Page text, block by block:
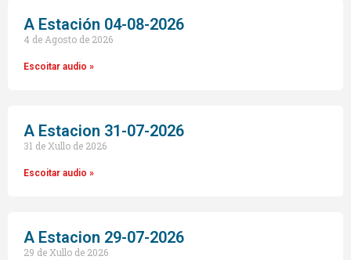
A Estación 04-08-2026
4 de Agosto de 2026
Escoitar audio »
A Estacion 31-07-2026
31 de Xullo de 2026
Escoitar audio »
A Estacion 29-07-2026
29 de Xullo de 2026